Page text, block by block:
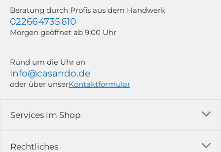
Rechtliches
Services im Shop
Versandkosten
Beratung durch Profis aus dem Handwerk
02266 4735 610
Morgen geöffnet ab 9:00 Uhr
Rund um die Uhr an
info@casando.de
oder über unserKontaktformular